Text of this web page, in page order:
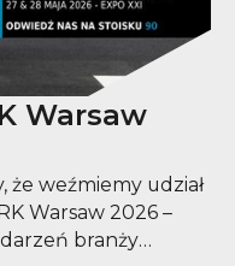
Warsaw
weźmiemy udział
Warsaw 2026 –
branży